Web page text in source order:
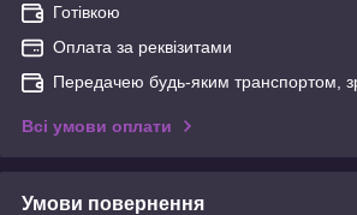
Готівкою
Оплата за реквізитами
Передачею будь-яким транспортом,
Всі умови оплати
Умови повернення